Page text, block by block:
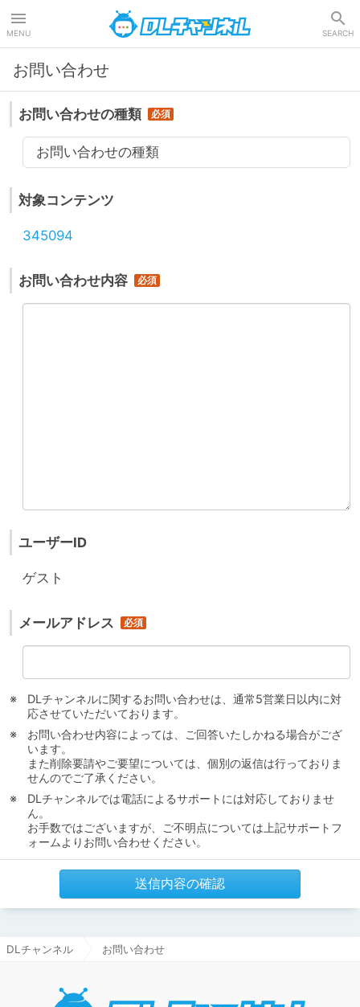
MENU SEARCH
お問い合わせ
お問い合わせの種類
お問い合わせの種類
対象コンテンツ
345094
お問い合わせ内容
ユーザーID
ゲスト
メールアドレス
DLチャンネルに関するお問い合わせは、通常5営業日以内に対
応させていただいております。
お問い合わせ内容によっては、ご回答いたしかねる場合がござ
います。
また削除要請やご要望については、個別の返信は行っておりま
せんのでご了承ください。
DLチャンネルでは電話によるサポートには対応しておりませ
ん。
お手数ではございますが、ご不明点については上記サポートフ
ォームよりお問い合わせください。
送信内容の確認
DLチャンネル お問い合わせ